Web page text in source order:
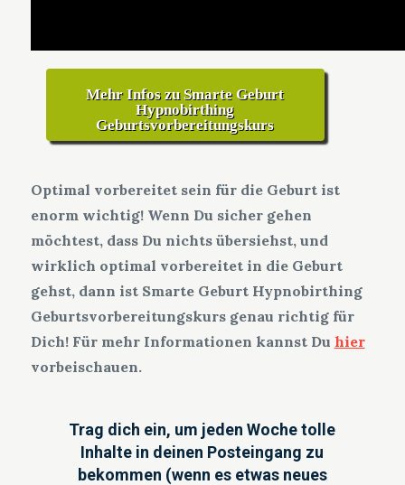
Mehr Infos zu Smarte Geburt
Hypnobirthing
Geburtsvorbereitungskurs
Optimal vorbereitet sein für die Geburt ist
enorm wichtig! Wenn Du sicher gehen
möchtest, dass Du nichts übersiehst, und
wirklich optimal vorbereitet in die Geburt
gehst, dann ist Smarte Geburt Hypnobirthing
Geburtsvorbereitungskurs genau richtig für
Dich! Für mehr Informationen kannst Du hier
vorbeischauen.
Trag dich ein, um jeden Woche tolle
Inhalte in deinen Posteingang zu
bekommen (wenn es etwas neues